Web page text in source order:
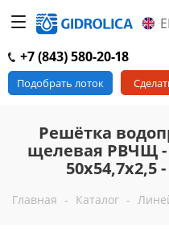
+7 (843) 580-20-18
Подобрать лоток
Решётка
щелевая РВЧЩ -
50x54,7x2,5
Главная - Каталог -